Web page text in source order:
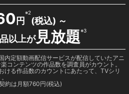
円
※2
(税込) ～
以上が見放題※3
内定額動画配信サービスが配信していたアニ
コンテンツの作品数を調査員がカウント。
ける作品数のカウントにあたって、TVシリ
約は月額760円(税込)